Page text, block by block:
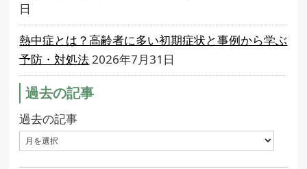
日
熱中症とは？高齢者に多い初期症状と事例から学ぶ
予防・対処法 2026年7月31日
過去の記事
過去の記事